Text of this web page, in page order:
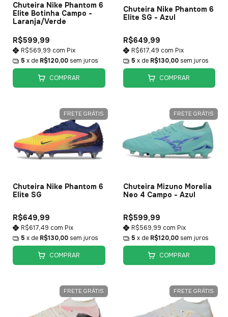
Chuteira Nike Phantom 6
Elite Botinha Campo -
Laranja/Verde
R$599,99
R$569,99 com Pix
5 x de R$120,00 sem juros
COMPRAR
Chuteira Nike Phantom 6
Elite SG - Azul
R$649,99
R$617,49 com Pix
5 x de R$130,00 sem juros
COMPRAR
FRETE GRÁTIS
Chuteira Nike Phantom 6
Elite SG
R$649,99
R$617,49 com Pix
5 x de R$130,00 sem juros
COMPRAR
FRETE GRÁTIS
Chuteira Mizuno Morelia
Neo 4 Campo - Azul
R$599,99
R$569,99 com Pix
5 x de R$120,00 sem juros
COMPRAR
FRETE GRÁTIS FRETE GRÁTIS